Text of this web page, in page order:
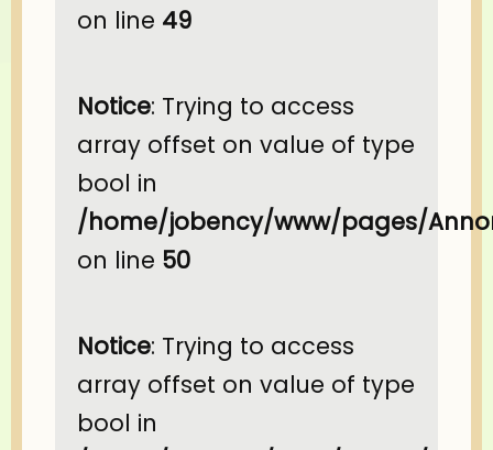
on line 49
Notice: Trying to access
array offset on value of type
bool in
/home/jobency/www/pages/
on line 50
Notice: Trying to access
array offset on value of type
bool in